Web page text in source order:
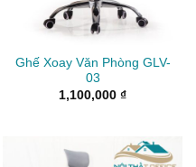
Ghế Xoay Văn Phòng GLV-
03
1,100,000 ₫